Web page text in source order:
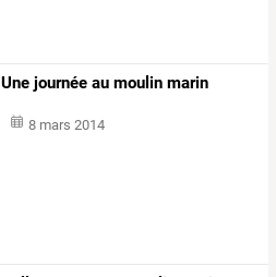
Une journée au moulin marin
8 mars 2014